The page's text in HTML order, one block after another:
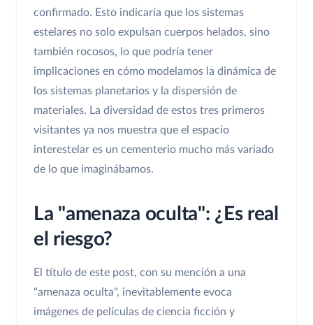
confirmado. Esto indicaría que los sistemas
estelares no solo expulsan cuerpos helados, sino
también rocosos, lo que podría tener
implicaciones en cómo modelamos la dinámica de
los sistemas planetarios y la dispersión de
materiales. La diversidad de estos tres primeros
visitantes ya nos muestra que el espacio
interestelar es un cementerio mucho más variado
de lo que imaginábamos.
La "amenaza oculta": ¿Es real
el riesgo?
El título de este post, con su mención a una
"amenaza oculta", inevitablemente evoca
imágenes de películas de ciencia ficción y